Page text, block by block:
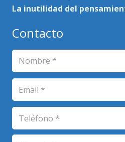
La inutilidad del
Contacto